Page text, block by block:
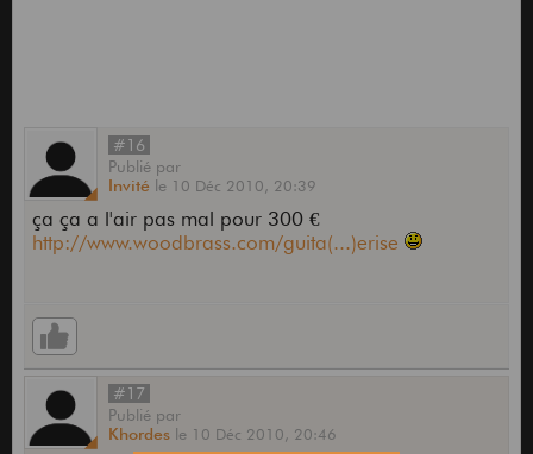
#16
Publié par
Invité le 10 Déc 2010, 20:39
ça ça a l'air pas mal pour 300 €
http://www.woodbrass.com/guita(...)erise
#17
Publié par
Khordes le 10 Déc 2010, 20:46